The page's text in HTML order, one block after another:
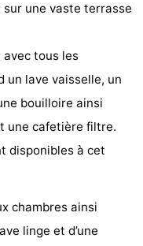
une vaste terrasse
tous les
un lave vaisselle, un
bouilloire ainsi
une cafetière filtre.
disponibles à cet
chambres ainsi
linge et d’une